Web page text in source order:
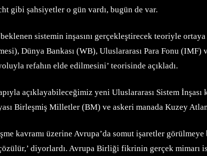
gibi şahsiyetler o gün vardı, bugün de var.
sistemin inşasını gerçekleştirecek teoriyle
Dünya Bankası (WB), Uluslararası Para Fonu
refahın elde edilmesini’ teorisinde açıkladı.
açıklayabileceğimiz yeni Uluslararası Sistem
Birleşmiş Milletler (BM) ve askeri manada Kuzey
kavramı üzerine Avrupa’da somut işaretler
diyorlardı. Avrupa Birliği fikrinin gerçek mimarı